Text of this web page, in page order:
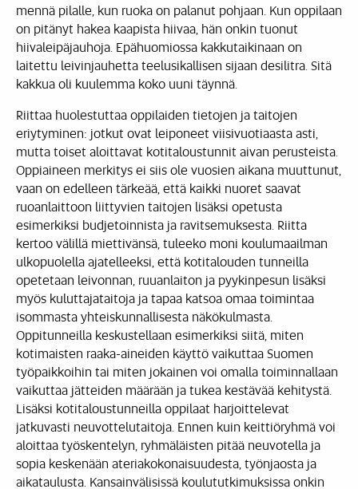
mennä pilalle, kun ruoka on palanut pohjaan. Kun oppilaan
on pitänyt hakea kaapista hiivaa, hän onkin tuonut
hiivaleipäjauhoja. Epähuomiossa kakkutaikinaan on
laitettu leivinjauhetta teelusikallisen sijaan desilitra. Sitä
kakkua oli kuulemma koko uuni täynnä.
Riittaa huolestuttaa oppilaiden tietojen ja taitojen
eriytyminen: jotkut ovat leiponeet viisivuotiaasta asti,
mutta toiset aloittavat kotitaloustunnit aivan perusteista.
Oppiaineen merkitys ei siis ole vuosien aikana muuttunut,
vaan on edelleen tärkeää, että kaikki nuoret saavat
ruoanlaittoon liittyvien taitojen lisäksi opetusta
esimerkiksi budjetoinnista ja ravitsemuksesta. Riitta
kertoo välillä miettivänsä, tuleeko moni koulumaailman
ulkopuolella ajatelleeksi, että kotitalouden tunneilla
opetetaan leivonnan, ruuanlaiton ja pyykinpesun lisäksi
myös kuluttajataitoja ja tapaa katsoa omaa toimintaa
isommasta yhteiskunnallisesta näkökulmasta.
Oppitunneilla keskustellaan esimerkiksi siitä, miten
kotimaisten raaka-aineiden käyttö vaikuttaa Suomen
työpaikkoihin tai miten jokainen voi omalla toiminnallaan
vaikuttaa jätteiden määrään ja tukea kestävää kehitystä.
Lisäksi kotitaloustunneilla oppilaat harjoittelevat
jatkuvasti neuvottelutaitoja. Ennen kuin keittiöryhmä voi
aloittaa työskentelyn, ryhmäläisten pitää neuvotella ja
sopia keskenään ateriakokonaisuudesta, työnjaosta ja
aikataulusta. Kansainvälisissä koulututkimuksissa onkin